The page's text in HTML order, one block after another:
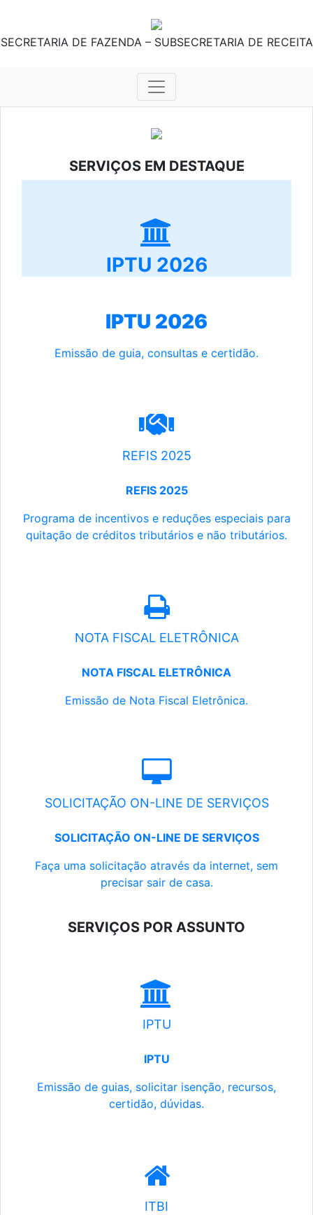
SECRETARIA DE FAZENDA – SUBSECRETARIA DE RECEITA
SERVIÇOS EM DESTAQUE
IPTU 2026
IPTU 2026
Emissão de guia, consultas e certidão.
REFIS 2025
REFIS 2025
Programa de incentivos e reduções especiais para
quitação de créditos tributários e não tributários.
NOTA FISCAL ELETRÔNICA
NOTA FISCAL ELETRÔNICA
Emissão de Nota Fiscal Eletrônica.
SOLICITAÇÃO ON-LINE DE SERVIÇOS
SOLICITAÇÃO ON-LINE DE SERVIÇOS
Faça uma solicitação através da internet, sem
precisar sair de casa.
SERVIÇOS POR ASSUNTO
IPTU
IPTU
Emissão de guias, solicitar isenção, recursos,
certidão, dúvidas.
ITBI